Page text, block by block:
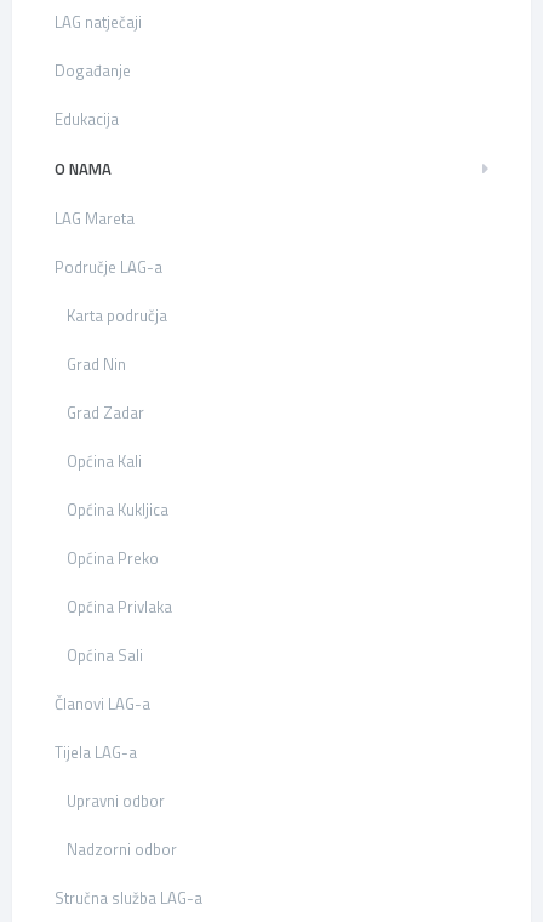
LAG natječaji
Događanje
Edukacija
O NAMA
LAG Mareta
Područje LAG-a
Karta područja
Grad Nin
Grad Zadar
Općina Kali
Općina Kukljica
Općina Preko
Općina Privlaka
Općina Sali
Članovi LAG-a
Tijela LAG-a
Upravni odbor
Nadzorni odbor
Stručna služba LAG-a